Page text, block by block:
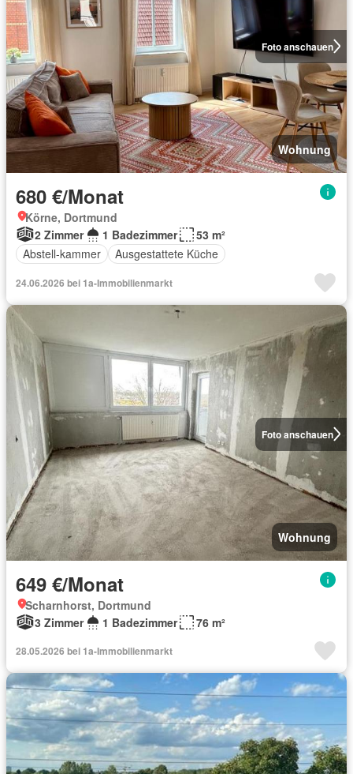
Foto anschauen
Wohnung
680 €/Monat
Körne, Dortmund
2 Zimmer
1 Badezimmer
53 m²
Abstell-kammer
Ausgestattete Küche
24.06.2026 bei 1a-Immobilienmarkt
Foto anschauen
Wohnung
649 €/Monat
Scharnhorst, Dortmund
3 Zimmer
1 Badezimmer 76 m²
28.05.2026 bei 1a-Immobilienmarkt